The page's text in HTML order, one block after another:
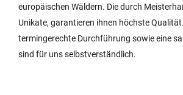
europäischen Wäldern. Die durch
Unikate, garantieren ihnen höchste
termingerechte Durchführung sowie eine
sind für uns selbstverständlich.